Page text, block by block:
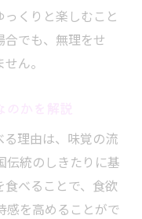
くりと楽しむこと
合でも、無理をせ
ん。
る理由は、味覚の流
伝統のしきたりに基
べることで、食欲
感を高めることがで